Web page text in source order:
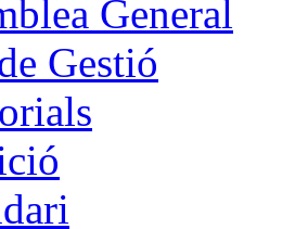
General
Gestió